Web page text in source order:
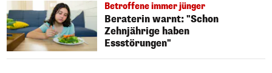
Betroffene immer jünger
Beraterin warnt: "Schon
Zehnjährige haben
Essstörungen"